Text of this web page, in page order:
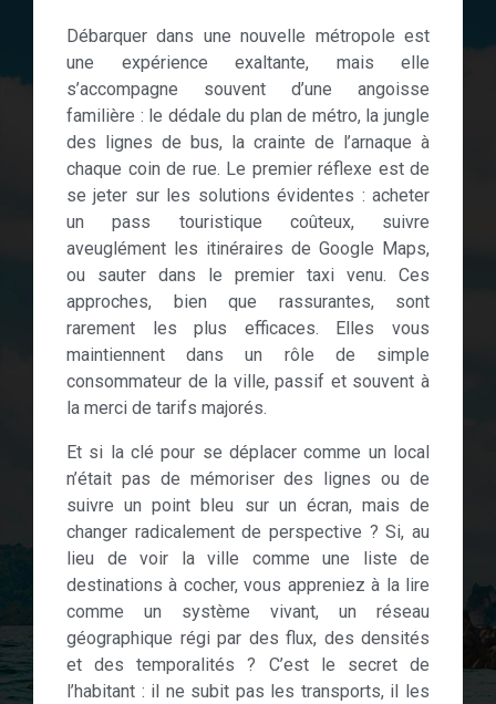
Débarquer dans une nouvelle métropole est
une expérience exaltante, mais elle
s’accompagne souvent d’une angoisse
familière : le dédale du plan de métro, la jungle
des lignes de bus, la crainte de l’arnaque à
chaque coin de rue. Le premier réflexe est de
se jeter sur les solutions évidentes : acheter
un pass touristique coûteux, suivre
aveuglément les itinéraires de Google Maps,
ou sauter dans le premier taxi venu. Ces
approches, bien que rassurantes, sont
rarement les plus efficaces. Elles vous
maintiennent dans un rôle de simple
consommateur de la ville, passif et souvent à
la merci de tarifs majorés.
Et si la clé pour se déplacer comme un local
n’était pas de mémoriser des lignes ou de
suivre un point bleu sur un écran, mais de
changer radicalement de perspective ? Si, au
lieu de voir la ville comme une liste de
destinations à cocher, vous appreniez à la lire
comme un système vivant, un réseau
géographique régi par des flux, des densités
et des temporalités ? C’est le secret de
l’habitant : il ne subit pas les transports, il les